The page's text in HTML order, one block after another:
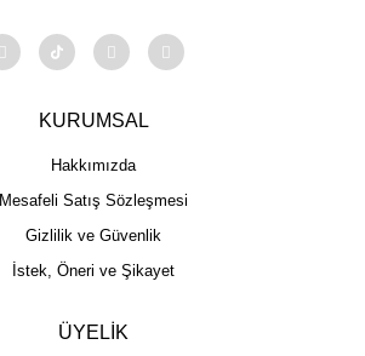
KURUMSAL
Hakkımızda
Mesafeli Satış Sözleşmesi
Gizlilik ve Güvenlik
İstek, Öneri ve Şikayet
ÜYELİK